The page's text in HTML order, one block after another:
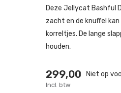
Deze Jellycat Bashful
zacht en de knuffel
korreltjes. De lange
houden.
299,00 Niet op
Incl. btw